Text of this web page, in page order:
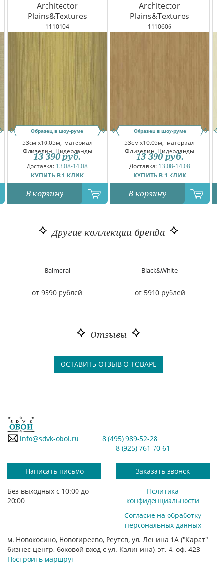
Architector
Plains&Textures
1110104
Образец в шоу-руме
53см x10.05м, материал
Флизелин, Нидерланды
Доставка: 13.08-14.08
КУПИТЬ В 1 КЛИК
13 390 руб.
В корзину
Architector
Plains&Textures
1110606
Образец в шоу-руме
53см x10.05м, материал
Флизелин, Нидерланды
Доставка: 13.08-14.08
КУПИТЬ В 1 КЛИК
13 390 руб.
В корзину
Другие коллекции бренда
Balmoral
от 9590 рублей
Black&White
от 5910 рублей
Отзывы
ОСТАВИТЬ ОТЗЫВ О ТОВАРЕ
info@sdvk-oboi.ru
8 (495) 989-52-28
8 (925) 761 70 61
Написать письмо Заказать звонок
Без выходных с 10:00 до
20:00
Политика
конфиденциальности
Согласие на обработку
персональных данных
м. Новокосино, Новогиреево, Реутов, ул. Ленина 1А ("Карат"
бизнес-центр, боковой вход с ул. Калинина), эт. 4, оф. 423
Построить маршрут